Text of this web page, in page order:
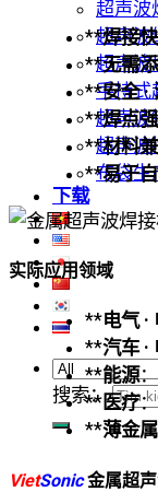
超声波
超声波
超声波
手持式
超声波
超声波
布袋生
下载
搜索：
**焊接
**无需
**安全 ·
**焊点
**材料
**易于
实际应用领域
**电气 ·
**汽车 ·
**能源
**医疗
**薄金
VietSonic金属超